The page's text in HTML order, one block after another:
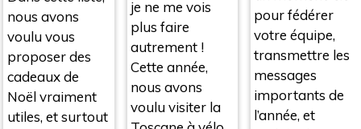
nous avons
voulu vous
proposer des
cadeaux de
Noël vraiment
utiles, et surtout
je ne me vois
plus faire
autrement !
Cette année,
nous avons
voulu visiter la
pour fédérer
votre équipe,
transmettre les
messages
importants de
l’année, et